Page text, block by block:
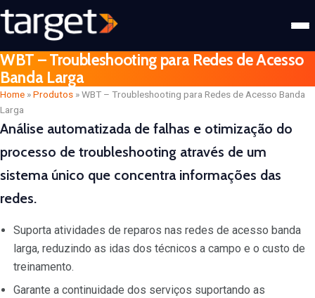
WBT – Troubleshooting para Redes de Acesso
Banda Larga
Home »Produtos »WBT – Troubleshooting para Redes de Acesso Banda
Larga
Análise automatizada de falhas e otimização do
processo de troubleshooting através de um
sistema único que concentra informações das
redes.
Suporta atividades de reparos nas redes de acesso banda
larga, reduzindo as idas dos técnicos a campo e o custo de
treinamento.
Garante a continuidade dos serviços suportando as